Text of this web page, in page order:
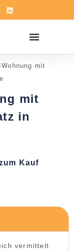
mit
mit
in
Kauf
vermittelt.